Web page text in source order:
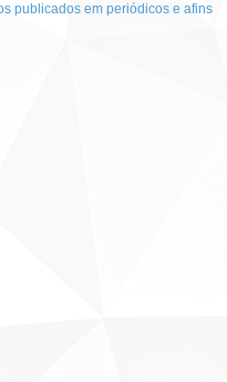
publicados em periódicos e afins